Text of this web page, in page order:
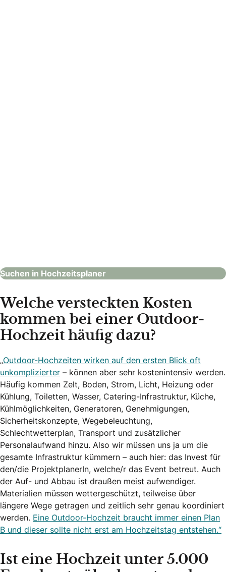
Suchen in Hochzeitsplaner
Welche versteckten Kosten
kommen bei einer Outdoor-
Hochzeit häufig dazu?
„Outdoor-Hochzeiten wirken auf den ersten Blick oft
unkomplizierter – können aber sehr kostenintensiv werden.
Häufig kommen Zelt, Boden, Strom, Licht, Heizung oder
Kühlung, Toiletten, Wasser, Catering-Infrastruktur, Küche,
Kühlmöglichkeiten, Generatoren, Genehmigungen,
Sicherheitskonzepte, Wegebeleuchtung,
Schlechtwetterplan, Transport und zusätzlicher
Personalaufwand hinzu. Also wir müssen uns ja um die
gesamte Infrastruktur kümmern – auch hier: das Invest für
den/die ProjektplanerIn, welche/r das Event betreut. Auch
der Auf- und Abbau ist draußen meist aufwendiger.
Materialien müssen wettergeschützt, teilweise über
längere Wege getragen und zeitlich sehr genau koordiniert
werden. Eine Outdoor-Hochzeit braucht immer einen Plan
B und dieser sollte nicht erst am Hochzeitstag entstehen.“
Ist eine Hochzeit unter 5.000